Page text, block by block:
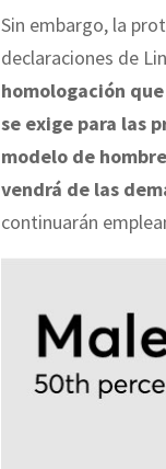
Sin embargo, la
declaraciones de
homologación
se exige para las
modelo de
vendrá de las
continuarán